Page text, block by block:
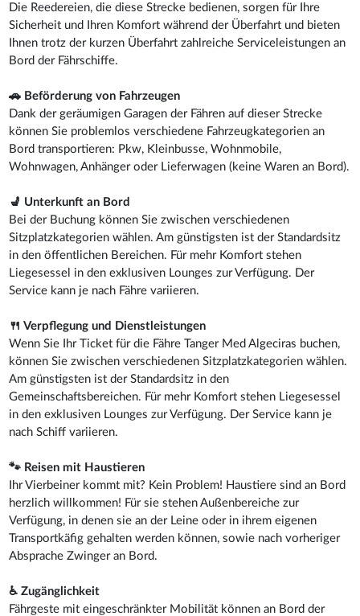
Die Reedereien, die diese Strecke bedienen, sorgen für Ihre
Sicherheit und Ihren Komfort während der Überfahrt und bieten
Ihnen trotz der kurzen Überfahrt zahlreiche Serviceleistungen an
Bord der Fährschiffe.
🚗 Beförderung von Fahrzeugen
Dank der geräumigen Garagen der Fähren auf dieser Strecke
können Sie problemlos verschiedene Fahrzeugkategorien an
Bord transportieren: Pkw, Kleinbusse, Wohnmobile,
Wohnwagen, Anhänger oder Lieferwagen (keine Waren an Bord).
💺 Unterkunft an Bord
Bei der Buchung können Sie zwischen verschiedenen
Sitzplatzkategorien wählen. Am günstigsten ist der Standardsitz
in den öffentlichen Bereichen. Für mehr Komfort stehen
Liegesessel in den exklusiven Lounges zur Verfügung. Der
Service kann je nach Fähre variieren.
🍴 Verpflegung und Dienstleistungen
Wenn Sie Ihr Ticket für die Fähre Tanger Med Algeciras buchen,
können Sie zwischen verschiedenen Sitzplatzkategorien wählen.
Am günstigsten ist der Standardsitz in den
Gemeinschaftsbereichen. Für mehr Komfort stehen Liegesessel
in den exklusiven Lounges zur Verfügung. Der Service kann je
nach Schiff variieren.
🐾 Reisen mit Haustieren
Ihr Vierbeiner kommt mit? Kein Problem! Haustiere sind an Bord
herzlich willkommen! Für sie stehen Außenbereiche zur
Verfügung, in denen sie an der Leine oder in ihrem eigenen
Transportkäfig gehalten werden können, sowie nach vorheriger
Absprache Zwinger an Bord.
♿ Zugänglichkeit
Fährgeste mit eingeschränkter Mobilität können an Bord der